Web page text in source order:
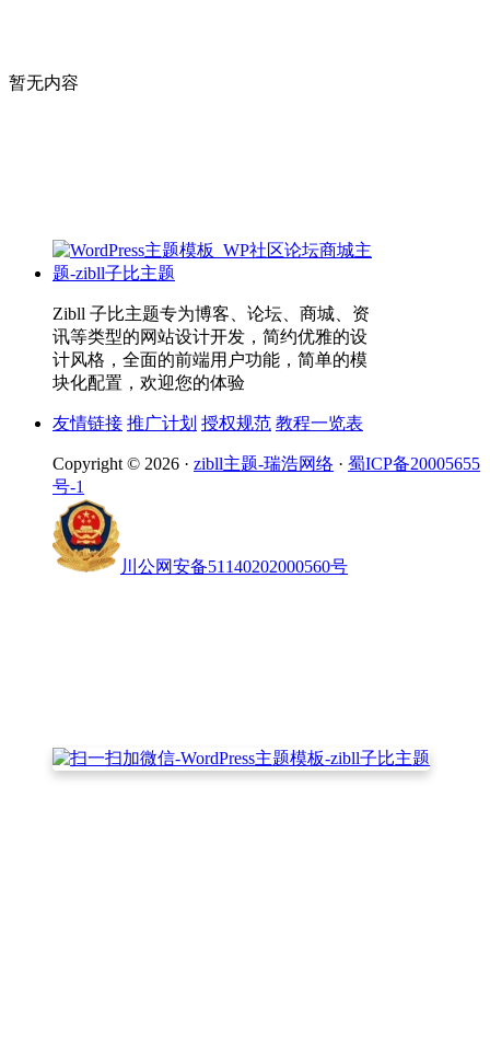
暂无内容
Zibll 子比主题专为博客、论坛、商城、资
讯等类型的网站设计开发，简约优雅的设
计风格，全面的前端用户功能，简单的模
块化配置，欢迎您的体验
友情链接 推广计划 授权规范 教程一览表
Copyright © 2026 · zibll主题-瑞浩网络 · 蜀ICP备20005655
号-1
川公网安备51140202000560号